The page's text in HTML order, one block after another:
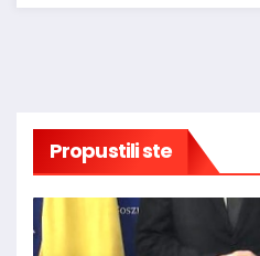
Propustili ste